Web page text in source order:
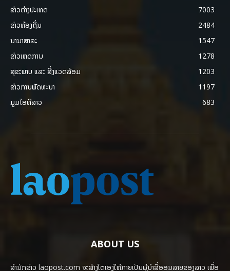
ຂ່າວຕ່າງປະເທດ
7003
ຂ່າວທ້ອງຖິ່ນ
2484
ນານາສາລະ
1547
ຂ່າວເຫດການ
1278
ສຸຂະພາບ ແລະ ສີ່ງແວດລ້ອມ
1203
ຂ່າວການພັດທະນາ
1197
ມູມໄອທີລາວ
683
ABOUT US
ສຳນັກຂ່າວ laopost.com ຈະສ້າງໂຕເອງໃຫ້ກາຍເປັນຜູ້ນຳສື່ອອນລາຍຂອງລາວ ເພື່ອ